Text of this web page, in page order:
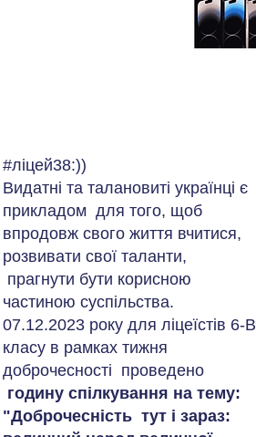
#ліцей38:))
Видатні та талановиті українці є
прикладом для того, щоб
впродовж свого життя вчитися,
розвивати свої таланти,
прагнути бути корисною
частиною суспільства.
07.12.2023 року для ліцеїстів 6-В
класу в рамках тижня
доброчесності проведено
годину спілкування на тему:
"Доброчесність тут і зараз: